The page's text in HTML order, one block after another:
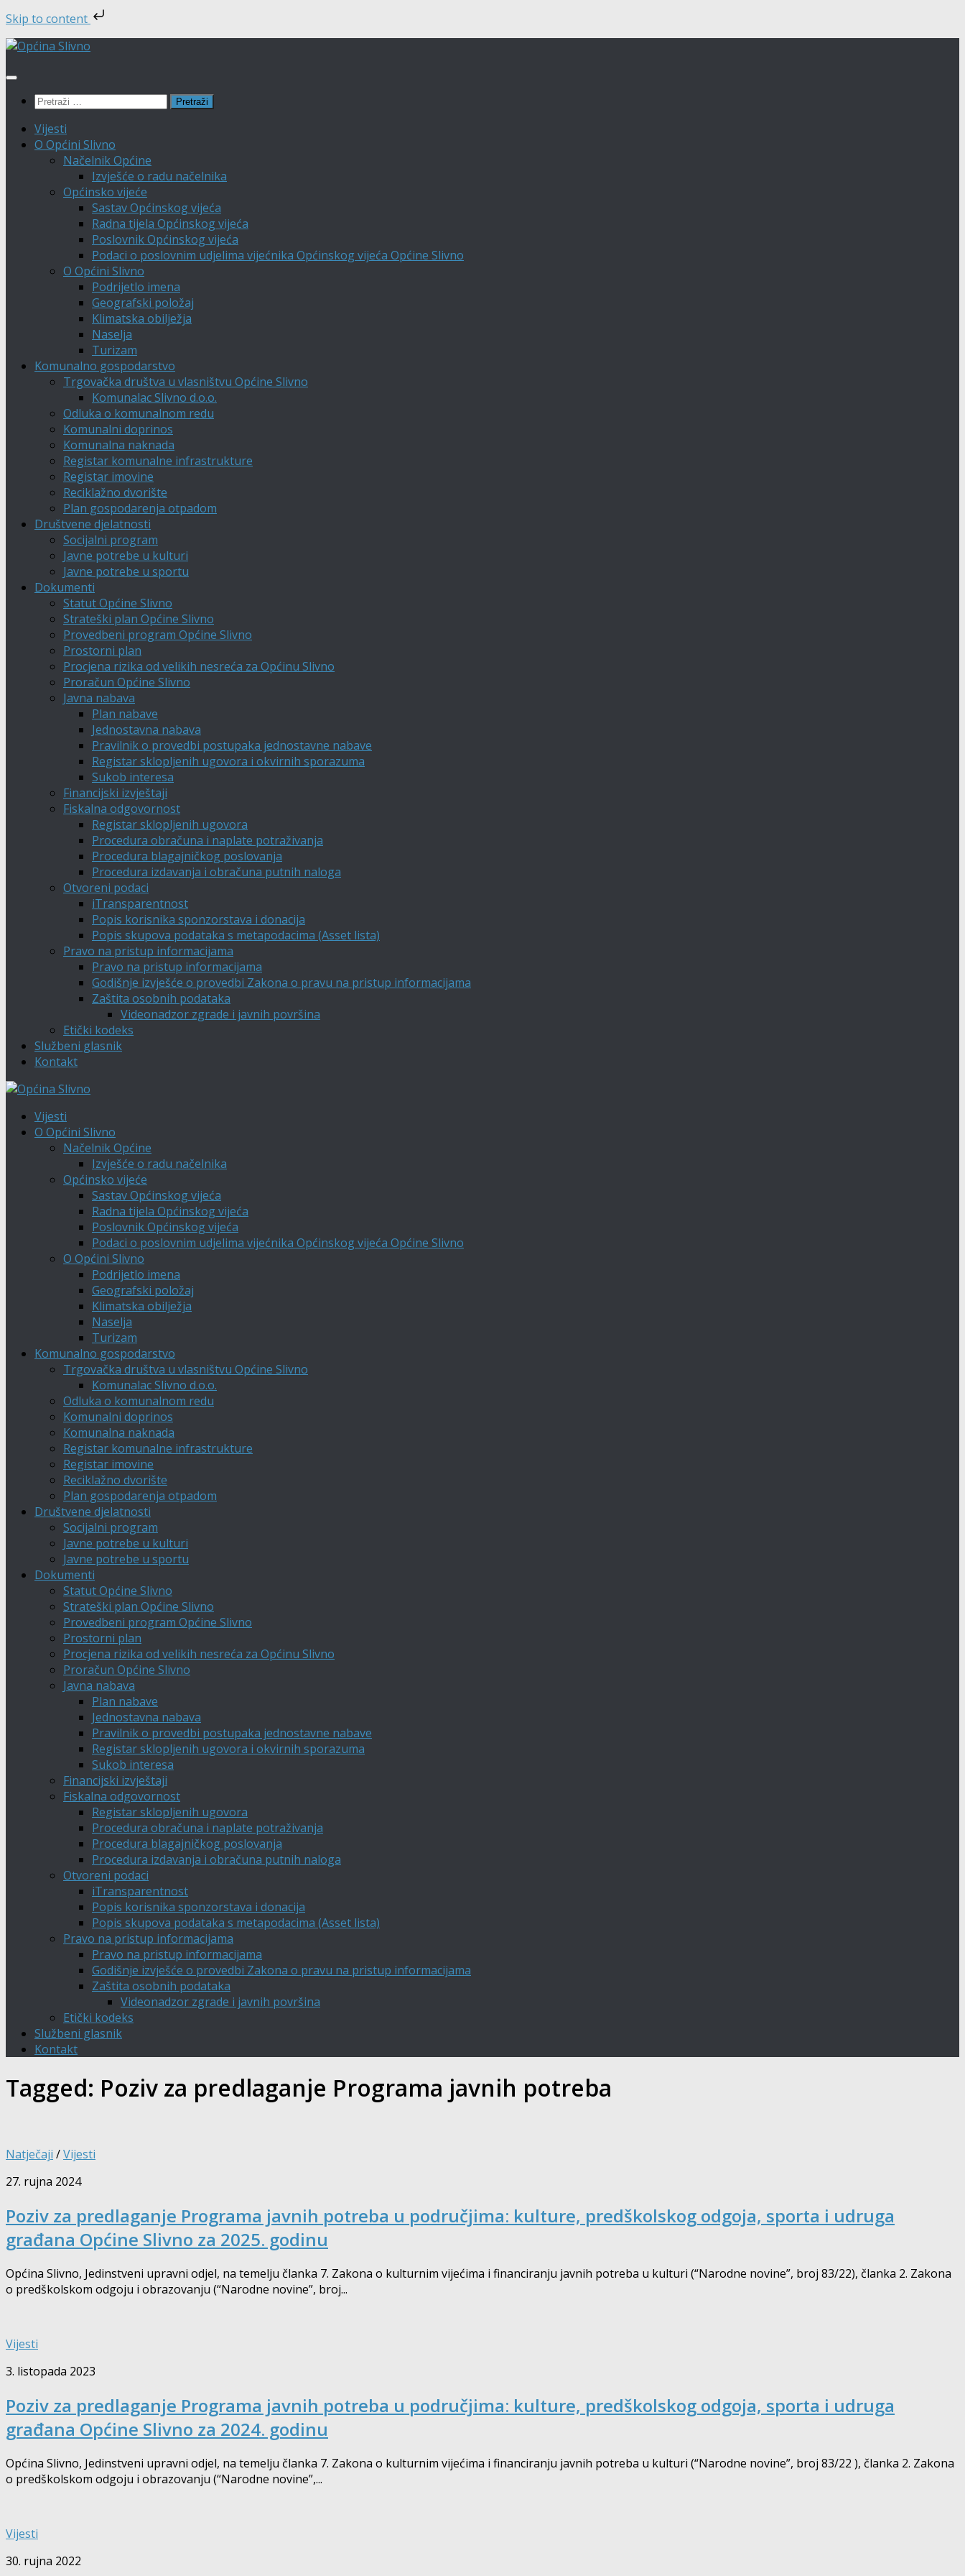
Skip to content
Skip
content
Pretraži:
Vijesti
O Općini Slivno
Načelnik Općine
Izvješće o radu načelnika
Općinsko vijeće
Sastav Općinskog vijeća
Radna tijela Općinskog vijeća
Poslovnik Općinskog vijeća
Podaci o poslovnim udjelima vijećnika Općinskog vijeća Općine Slivno
O Općini Slivno
Podrijetlo imena
Geografski položaj
Klimatska obilježja
Naselja
Turizam
Komunalno gospodarstvo
Trgovačka društva u vlasništvu Općine Slivno
Komunalac Slivno d.o.o.
Odluka o komunalnom redu
Komunalni doprinos
Komunalna naknada
Registar komunalne infrastrukture
Registar imovine
Reciklažno dvorište
Plan gospodarenja otpadom
Društvene djelatnosti
Socijalni program
Javne potrebe u kulturi
Javne potrebe u sportu
Dokumenti
Statut Općine Slivno
Strateški plan Općine Slivno
Provedbeni program Općine Slivno
Prostorni plan
Procjena rizika od velikih nesreća za Općinu Slivno
Proračun Općine Slivno
Javna nabava
Plan nabave
Jednostavna nabava
Pravilnik o provedbi postupaka jednostavne nabave
Registar sklopljenih ugovora i okvirnih sporazuma
Sukob interesa
Financijski izvještaji
Fiskalna odgovornost
Registar sklopljenih ugovora
Procedura obračuna i naplate potraživanja
Procedura blagajničkog poslovanja
Procedura izdavanja i obračuna putnih naloga
Otvoreni podaci
iTransparentnost
Popis korisnika sponzorstava i donacija
Popis skupova podataka s metapodacima (Asset lista)
Pravo na pristup informacijama
Pravo na pristup informacijama
Godišnje izvješće o provedbi Zakona o pravu na pristup informacijama
Zaštita osobnih podataka
Videonadzor zgrade i javnih površina
Etički kodeks
Službeni glasnik
Kontakt
Vijesti
O Općini Slivno
Načelnik Općine
Izvješće o radu načelnika
Općinsko vijeće
Sastav Općinskog vijeća
Radna tijela Općinskog vijeća
Poslovnik Općinskog vijeća
Podaci o poslovnim udjelima vijećnika Općinskog vijeća Općine Slivno
O Općini Slivno
Podrijetlo imena
Geografski položaj
Klimatska obilježja
Naselja
Turizam
Komunalno gospodarstvo
Trgovačka društva u vlasništvu Općine Slivno
Komunalac Slivno d.o.o.
Odluka o komunalnom redu
Komunalni doprinos
Komunalna naknada
Registar komunalne infrastrukture
Registar imovine
Reciklažno dvorište
Plan gospodarenja otpadom
Društvene djelatnosti
Socijalni program
Javne potrebe u kulturi
Javne potrebe u sportu
Dokumenti
Statut Općine Slivno
Strateški plan Općine Slivno
Provedbeni program Općine Slivno
Prostorni plan
Procjena rizika od velikih nesreća za Općinu Slivno
Proračun Općine Slivno
Javna nabava
Plan nabave
Jednostavna nabava
Pravilnik o provedbi postupaka jednostavne nabave
Registar sklopljenih ugovora i okvirnih sporazuma
Sukob interesa
Financijski izvještaji
Fiskalna odgovornost
Registar sklopljenih ugovora
Procedura obračuna i naplate potraživanja
Procedura blagajničkog poslovanja
Procedura izdavanja i obračuna putnih naloga
Otvoreni podaci
iTransparentnost
Popis korisnika sponzorstava i donacija
Popis skupova podataka s metapodacima (Asset lista)
Pravo na pristup informacijama
Pravo na pristup informacijama
Godišnje izvješće o provedbi Zakona o pravu na pristup informacijama
Zaštita osobnih podataka
Videonadzor zgrade i javnih površina
Etički kodeks
Službeni glasnik
Kontakt
Tagged: Poziv za predlaganje Programa javnih potreba
Natječaji /Vijesti
27. rujna 2024
Poziv za predlaganje Programa javnih potreba u područjima: kulture, predškolskog odgoja, sporta i udruga
građana Općine Slivno za 2025. godinu
Općina Slivno, Jedinstveni upravni odjel, na temelju članka 7. Zakona o kulturnim vijećima i financiranju javnih potreba u kulturi (“Narodne novine”, broj 83/22), članka 2. Zakona
o predškolskom odgoju i obrazovanju (“Narodne novine”, broj...
Vijesti
3. listopada 2023
Poziv za predlaganje Programa javnih potreba u područjima: kulture, predškolskog odgoja, sporta i udruga
građana Općine Slivno za 2024. godinu
Općina Slivno, Jedinstveni upravni odjel, na temelju članka 7. Zakona o kulturnim vijećima i financiranju javnih potreba u kulturi (“Narodne novine”, broj 83/22 ), članka 2. Zakona
o predškolskom odgoju i obrazovanju (“Narodne novine”,...
Vijesti
30. rujna 2022